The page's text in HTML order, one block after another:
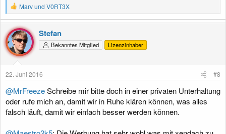
R
e
a
k
t
i
o
n
n
Marvund V0RT3X
Stefan
Bekanntes Mitglied Lizenzinhaber
22. Juni 2016 #8
@MrFreezeSchreibe mir bitte doch in einer privaten Unterhaltung
oder rufe mich an, damit wir in Ruhe klären können, was alles
falsch läuft, damit wir einfach besser werden können.